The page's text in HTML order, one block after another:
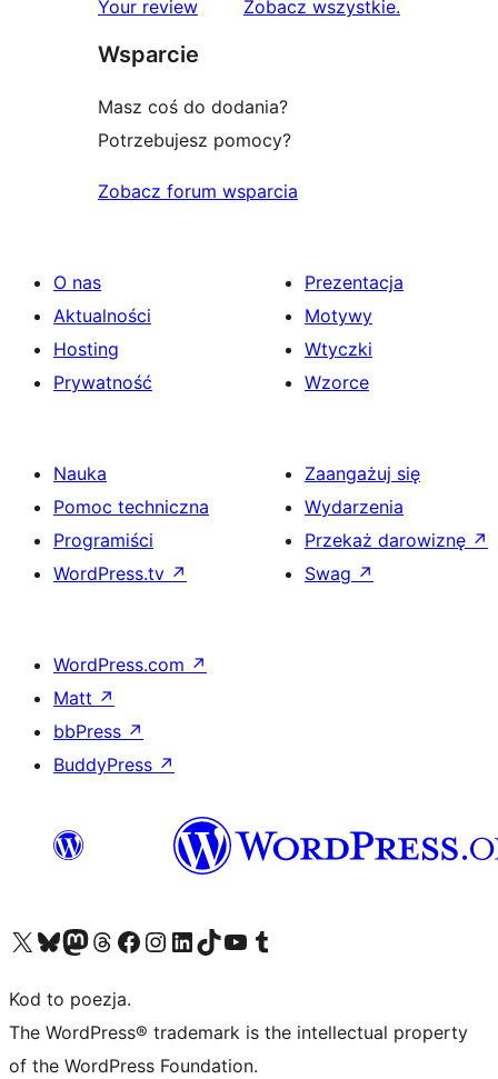
Your review Zobacz wszystkierecenzje
.
Wsparcie
Masz coś do dodania?
Potrzebujesz pomocy?
Zobacz forum wsparcia
O nas
Aktualności
Hosting
Prywatność
Prezentacja
Motywy
Wtyczki
Wzorce
Nauka
Pomoc techniczna
Programiści
WordPress.tv ↗
Zaangażuj się
Wydarzenia
Przekaż darowiznę ↗
Swag ↗
WordPress.com ↗
Matt ↗
bbPress ↗
BuddyPress ↗
Odwiedź nasze konto X (dawniej Twitter)
Odwiedź nasze konto Bluesky
Odwiedź nasze konto na Mastodoncie
Odwiedź naszego Threadsa
Odwiedź naszego Facebooka
Odwiedź nasze konto na Instagramie
Odwiedź nasze konto na LinkedIn
Odwiedź naszego TikToka
Odwiedź nasz kanał YouTube
Odwiedź naszego Tumblra
Kod to poezja.
The WordPress® trademark is the intellectual property
of the WordPress Foundation.